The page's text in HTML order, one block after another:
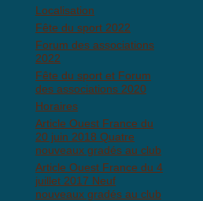
Localisation
Fête du sport 2022
Forum des associations
2022
Fête du sport et Forum
des associations 2020
Horaires
Article Ouest France du
20 juin 2018 Quatre
nouveaux gradés au club
Article Ouest France du 4
juillet 2017 Neuf
nouveaux gradés au club